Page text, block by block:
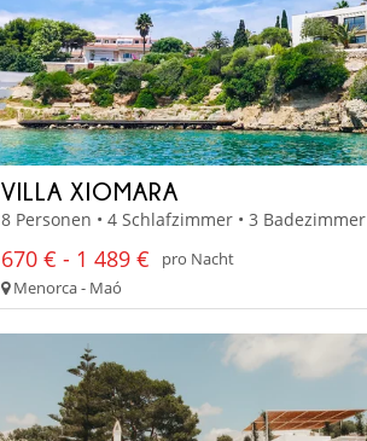
VILLA XIOMARA
8 Personen • 4 Schlafzimmer • 3 Badezimmer
670 € - 1 489 €
pro Nacht
Menorca - Maó